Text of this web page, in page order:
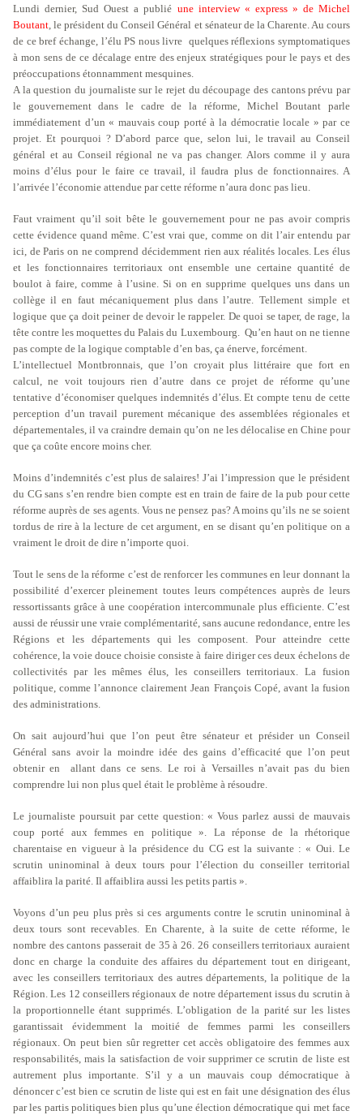
Lundi dernier, Sud Ouest a publié une interview « express » de Michel
Boutant, le président du Conseil Général et sénateur de la Charente. Au cours
de ce bref échange, l’élu PS nous livre quelques réflexions symptomatiques
à mon sens de ce décalage entre des enjeux stratégiques pour le pays et des
préoccupations étonnamment mesquines.
A la question du journaliste sur le rejet du découpage des cantons prévu par
le gouvernement dans le cadre de la réforme, Michel Boutant parle
immédiatement d’un « mauvais coup porté à la démocratie locale » par ce
projet. Et pourquoi ? D’abord parce que, selon lui, le travail au Conseil
général et au Conseil régional ne va pas changer. Alors comme il y aura
moins d’élus pour le faire ce travail, il faudra plus de fonctionnaires. A
l’arrivée l’économie attendue par cette réforme n’aura donc pas lieu.
Faut vraiment qu’il soit bête le gouvernement pour ne pas avoir compris
cette évidence quand même. C’est vrai que, comme on dit l’air entendu par
ici, de Paris on ne comprend décidemment rien aux réalités locales. Les élus
et les fonctionnaires territoriaux ont ensemble une certaine quantité de
boulot à faire, comme à l’usine. Si on en supprime quelques uns dans un
collège il en faut mécaniquement plus dans l’autre. Tellement simple et
logique que ça doit peiner de devoir le rappeler. De quoi se taper, de rage, la
tête contre les moquettes du Palais du Luxembourg. Qu’en haut on ne tienne
pas compte de la logique comptable d’en bas, ça énerve, forcément.
L’intellectuel Montbronnais, que l’on croyait plus littéraire que fort en
calcul, ne voit toujours rien d’autre dans ce projet de réforme qu’une
tentative d’économiser quelques indemnités d’élus. Et compte tenu de cette
perception d’un travail purement mécanique des assemblées régionales et
départementales, il va craindre demain qu’on ne les délocalise en Chine pour
que ça coûte encore moins cher.
Moins d’indemnités c’est plus de salaires! J’ai l’impression que le président
du CG sans s’en rendre bien compte est en train de faire de la pub pour cette
réforme auprès de ses agents. Vous ne pensez pas? A moins qu’ils ne se soient
tordus de rire à la lecture de cet argument, en se disant qu’en politique on a
vraiment le droit de dire n’importe quoi.
Tout le sens de la réforme c’est de renforcer les communes en leur donnant la
possibilité d’exercer pleinement toutes leurs compétences auprès de leurs
ressortissants grâce à une coopération intercommunale plus efficiente. C’est
aussi de réussir une vraie complémentarité, sans aucune redondance, entre les
Régions et les départements qui les composent. Pour atteindre cette
cohérence, la voie douce choisie consiste à faire diriger ces deux échelons de
collectivités par les mêmes élus, les conseillers territoriaux. La fusion
politique, comme l’annonce clairement Jean François Copé, avant la fusion
des administrations.
On sait aujourd’hui que l’on peut être sénateur et présider un Conseil
Général sans avoir la moindre idée des gains d’efficacité que l’on peut
obtenir en
allant dans ce sens. Le roi à Versailles n’avait pas du bien
comprendre lui non plus quel était le problème à résoudre.
Le journaliste poursuit par cette question: « Vous parlez aussi de mauvais
coup porté aux femmes en politique ». La réponse de la rhétorique
charentaise en vigueur à la présidence du CG est la suivante : « Oui. Le
scrutin uninominal à deux tours pour l’élection du conseiller territorial
affaiblira la parité. Il affaiblira aussi les petits partis ».
Voyons d’un peu plus près si ces arguments contre le scrutin uninominal à
deux tours sont recevables. En Charente, à la suite de cette réforme, le
nombre des cantons passerait de 35 à 26. 26 conseillers territoriaux auraient
donc en charge la conduite des affaires du département tout en dirigeant,
avec les conseillers territoriaux des autres départements, la politique de la
Région. Les 12 conseillers régionaux de notre département issus du scrutin à
la proportionnelle étant supprimés. L’obligation de la parité sur les listes
garantissait évidemment la moitié de femmes parmi les conseillers
régionaux. On peut bien sûr regretter cet accès obligatoire des femmes aux
responsabilités, mais la satisfaction de voir supprimer ce scrutin de liste est
autrement plus importante. S’il y a un mauvais coup démocratique à
dénoncer c’est bien ce scrutin de liste qui est en fait une désignation des élus
par les partis politiques bien plus qu’une élection démocratique qui met face